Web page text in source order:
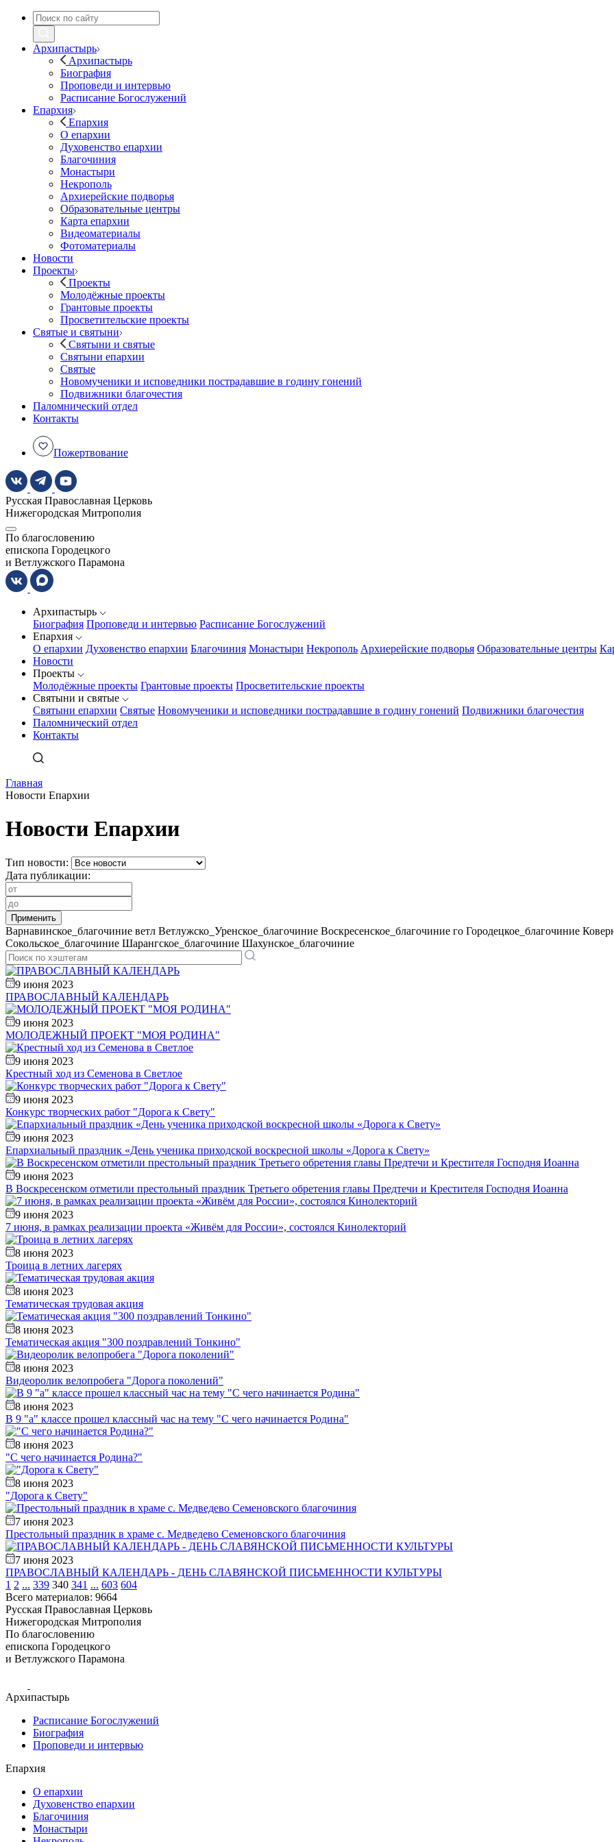
Архипастырь
Архипастырь
Биография
Проповеди и интервью
Расписание Богослужений
Епархия
Епархия
О епархии
Духовенство епархии
Благочиния
Монастыри
Некрополь
Архиерейские подворья
Образовательные центры
Карта епархии
Видеоматериалы
Фотоматериалы
Новости
Проекты
Проекты
Молодёжные проекты
Грантовые проекты
Просветительские проекты
Святые и святыни
Святыни и святые
Святыни епархии
Святые
Новомученики и исповедники пострадавшие в годину гонений
Подвижники благочестия
Паломнический отдел
Контакты
Пожертвование
Русская Православная Церковь
Нижегородская Митрополия
По благословению
епископа Городецкого
и Ветлужского Парамона
Архипастырь
Биография Проповеди и интервью Расписание Богослужений
Епархия
О епархии Духовенство епархии Благочиния Монастыри Некрополь Архиерейские подворья Образовательные центры
Новости
Проекты
Молодёжные проекты Грантовые проекты Просветительские проекты
Святыни и святые
Святыни епархии Святые Новомученики и исповедники пострадавшие в годину гонений Подвижники благочестия
Паломнический отдел
Контакты
Главная
Новости Епархии
Новости Епархии
Тип новости:
Дата публикации:
Варнавинское_благочиние ветл Ветлужско_Уренское_благочиние Воскресенское_благочиние го Городецкое_благочиние
Сокольское_благочиние Шарангское_благочиние Шахунское_благочиние
9 июня 2023
ПРАВОСЛАВНЫЙ КАЛЕНДАРЬ
9 июня 2023
МОЛОДЕЖНЫЙ ПРОЕКТ "МОЯ РОДИНА"
9 июня 2023
Крестный ход из Семенова в Светлое
9 июня 2023
Конкурс творческих работ "Дорога к Свету"
9 июня 2023
Епархиальный праздник «День ученика приходской воскресной школы «Дорога к Свету»
9 июня 2023
В Воскресенском отметили престольный праздник Третьего обретения главы Предтечи и Крестителя Господня Иоанна
9 июня 2023
7 июня, в рамках реализации проекта «Живём для России», состоялся Кинолекторий
8 июня 2023
Троица в летних лагерях
8 июня 2023
Тематическая трудовая акция
8 июня 2023
Тематическая акция "300 поздравлений Тонкино"
8 июня 2023
Видеоролик велопробега "Дорога поколений"
8 июня 2023
В 9 "а" классе прошел классный час на тему "С чего начинается Родина"
8 июня 2023
"С чего начинается Родина?"
8 июня 2023
"Дорога к Свету"
7 июня 2023
Престольный праздник в храме с. Медведево Семеновского благочиния
7 июня 2023
ПРАВОСЛАВНЫЙ КАЛЕНДАРЬ - ДЕНЬ СЛАВЯНСКОЙ ПИСЬМЕННОСТИ КУЛЬТУРЫ
1 2 ... 339 340 341 ... 603 604
Всего материалов: 9664
Русская Православная Церковь
Нижегородская Митрополия
По благословению
епископа Городецкого
и Ветлужского Парамона
Архипастырь
Расписание Богослужений
Биография
Проповеди и интервью
Епархия
О епархии
Духовенство епархии
Благочиния
Монастыри